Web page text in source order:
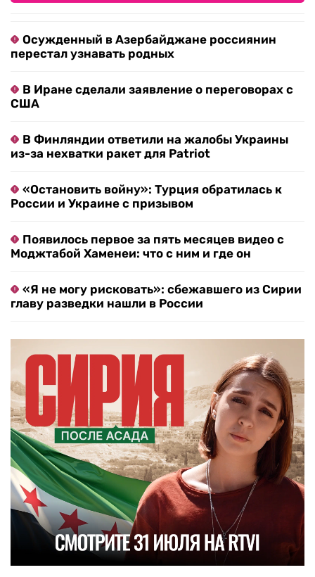
Осужденный в Азербайджане россиянин
перестал узнавать родных
В Иране сделали заявление о переговорах с
США
В Финляндии ответили на жалобы Украины
из-за нехватки ракет для Patriot
«Остановить войну»: Турция обратилась к
России и Украине с призывом
Появилось первое за пять месяцев видео с
Моджтабой Хаменеи: что с ним и где он
«Я не могу рисковать»: сбежавшего из Сирии
главу разведки нашли в России